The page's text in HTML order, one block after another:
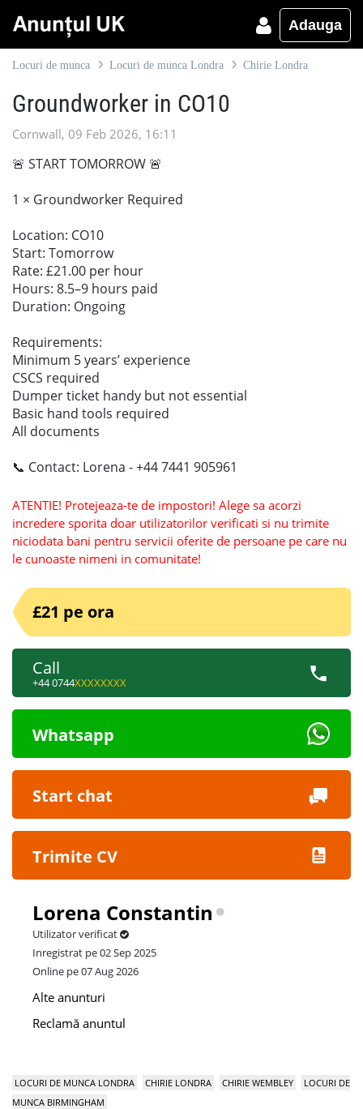
Adauga
Locuri de munca Locuri de munca Londra Chirie Londra
Groundworker in CO10
Cornwall, 09 Feb 2026, 16:11
🚨 START TOMORROW 🚨
1 × Groundworker Required
Location: CO10
Start: Tomorrow
Rate: £21.00 per hour
Hours: 8.5–9 hours paid
Duration: Ongoing
Requirements:
Minimum 5 years’ experience
CSCS required
Dumper ticket handy but not essential
Basic hand tools required
All documents
📞 Contact: Lorena - +44 7441 905961
ATENTIE! Protejeaza-te de impostori! Alege sa acorzi
incredere sporita doar utilizatorilor verificati si nu trimite
niciodata bani pentru servicii oferite de persoane pe care nu
le cunoaste nimeni in comunitate!
£21 pe ora
Call
+44 0744XXXXXXXX
Whatsapp
Start chat
Trimite CV
Lorena Constantin
Utilizator verificat
Inregistrat pe 02 Sep 2025
Online pe 07 Aug 2026
Alte anunturi
Reclamă anuntul
LOCURI DE MUNCA LONDRA CHIRIE LONDRA CHIRIE WEMBLEY
LOCURI DE
MUNCA BIRMINGHAM